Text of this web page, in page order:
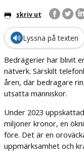
skriv ut
🔊 Lyssna på texten
Bedrägerier har blivit
nätverk. Särskilt
åren, där bedragare
utsatta människor.
Under 2023
miljoner kronor, en
före. Det är en
uppmärksamhet och